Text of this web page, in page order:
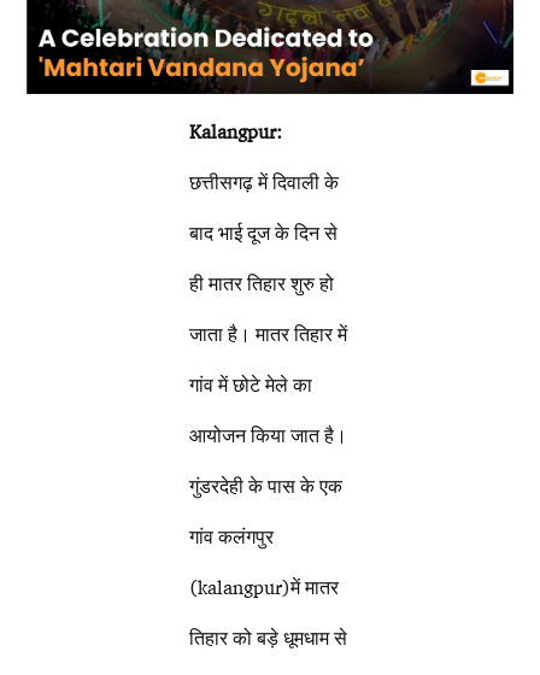
Kalangpur:
छत्तीसगढ़ में दिवाली के
बाद भाई दूज के दिन से
ही मातर तिहार शुरु हो
जाता है। मातर तिहार में
गांव में छोटे मेले का
आयोजन किया जात है।
गुंडरदेही के पास के एक
गांव कलंगपुर
(kalangpur)में मातर
तिहार को बड़े धूमधाम से